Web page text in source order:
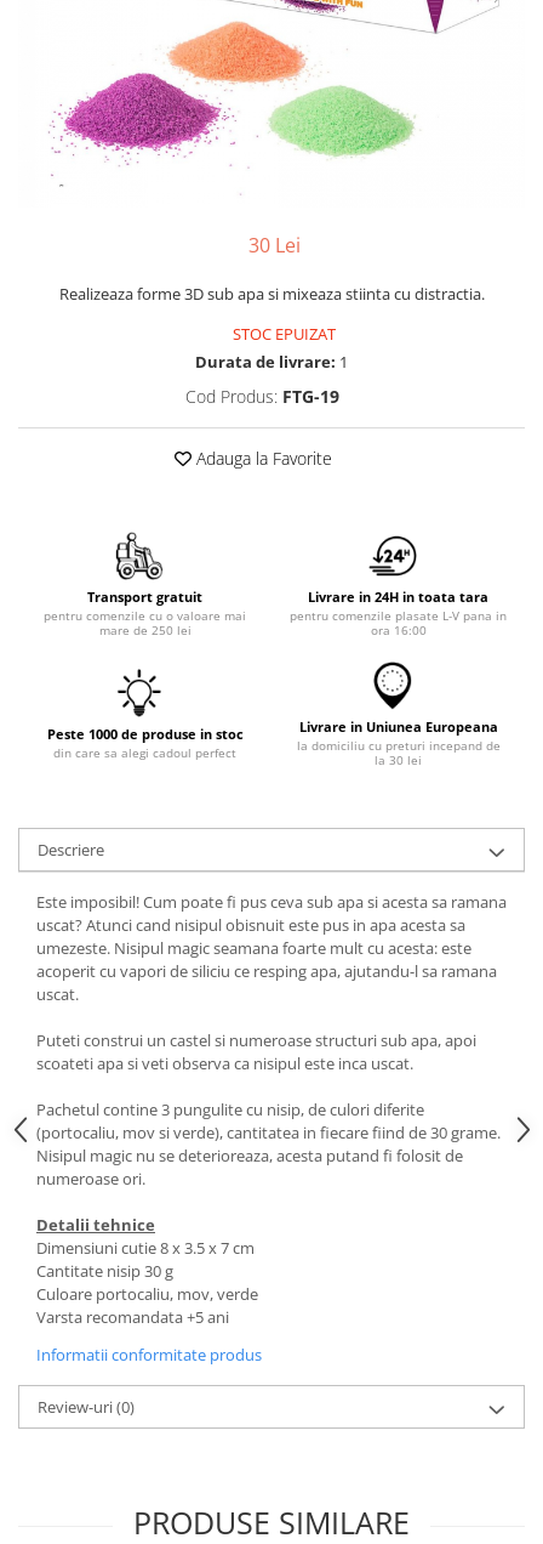
30 Lei
Realizeaza forme 3D sub apa si mixeaza stiinta cu distractia.
STOC EPUIZAT
Durata de livrare: 1
Cod Produs: FTG-19
Adauga la Favorite
Transport gratuit
pentru comenzile cu o valoare mai
mare de 250 lei
Livrare in 24H in toata tara
pentru comenzile plasate L-V pana in
ora 16:00
Peste 1000 de produse in stoc
din care sa alegi cadoul perfect
Livrare in Uniunea Europeana
la domiciliu cu preturi incepand de
la 30 lei
Descriere
Este imposibil! Cum poate fi pus ceva sub apa si acesta sa ramana
uscat? Atunci cand nisipul obisnuit este pus in apa acesta sa
umezeste. Nisipul magic seamana foarte mult cu acesta: este
acoperit cu vapori de siliciu ce resping apa, ajutandu-l sa ramana
uscat.
Puteti construi un castel si numeroase structuri sub apa, apoi
scoateti apa si veti observa ca nisipul este inca uscat.
Pachetul contine 3 pungulite cu nisip, de culori diferite
(portocaliu, mov si verde), cantitatea in fiecare fiind de 30 grame.
Nisipul magic nu se deterioreaza, acesta putand fi folosit de
numeroase ori.
Detalii tehnice
Dimensiuni cutie 8 x 3.5 x 7 cm
Cantitate nisip 30 g
Culoare portocaliu, mov, verde
Varsta recomandata +5 ani
Informatii conformitate produs
Review-uri(0)
PRODUSE SIMILARE